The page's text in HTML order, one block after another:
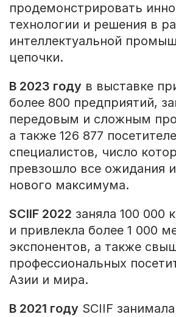
продемонстрировать
технологии и решения в
интеллектуальной
цепочки.
В 2023 годув выставке
более 800 предприятий,
передовым и сложным
а также 126 877
специалистов, число
превзошло все ожидания
нового максимума.
SCIIF 2022 заняла 100 000
и привлекла более 1 000
экспонентов, а также
профессиональных
Азии и мира.
В 2021 годуSCIIF